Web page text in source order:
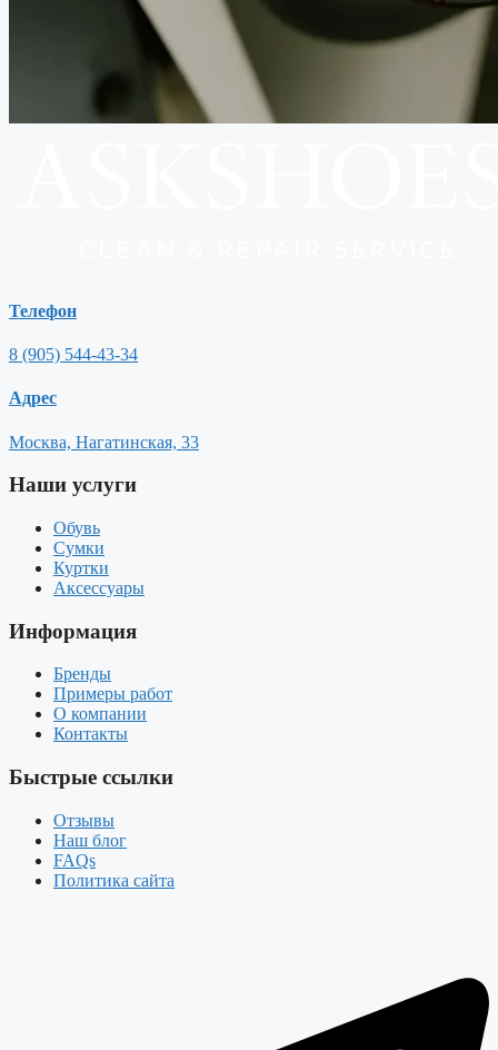
Телефон
8 (905) 544-43-34
Адрес
Москва, Нагатинская, 33
Наши услуги
Обувь
Сумки
Куртки
Аксессуары
Информация
Бренды
Примеры работ
О компании
Контакты
Быстрые ссылки
Отзывы
Наш блог
FAQs
Политика сайта